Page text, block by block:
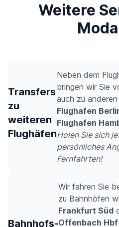
Weitere
Transfers
zu
weiteren
Flughäfen
Neben dem
bringen wir Sie
auch zu
Flughafen
Flughafen
Holen Sie sich
persönliches
Fernfahrten!
Bahnhofs-
Wir fahren Sie
zu Bahnhöfen
Frankfurt Süd
Offenbach Hbf